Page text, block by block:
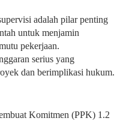
adalah pilar penting
untuk menjamin
pekerjaan.
serius yang
dan berimplikasi hukum.
Komitmen (PPK) 1.2